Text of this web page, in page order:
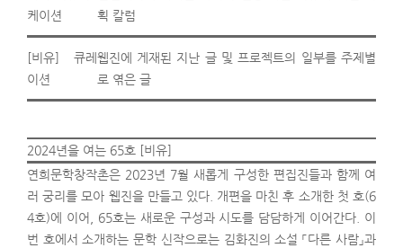
케이션
획 칼럼
[비유] 큐레
이션
웹진에 게재된 지난 글 및 프로젝트의 일부를 주제별
로 엮은 글
2024년을 여는 65호 [비유]
연희문학창작촌은 2023년 7월 새롭게 구성한 편집진들과 함께 여
러 궁리를 모아 웹진을 만들고 있다. 개편을 마친 후 소개한 첫 호(6
4호)에 이어, 65호는 새로운 구성과 시도를 담담하게 이어간다. 이
번 호에서 소개하는 문학 신작으로는 김화진의 소설 「다른 사람」과